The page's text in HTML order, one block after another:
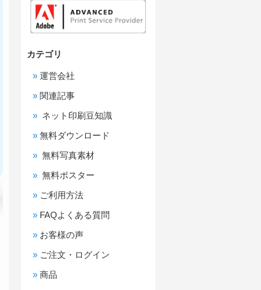
カテゴリ
運営会社
関連記事
ネット印刷豆知識
無料ダウンロード
無料写真素材
無料ポスター
ご利用方法
FAQよくある質問
お客様の声
ご注文・ログイン
商品